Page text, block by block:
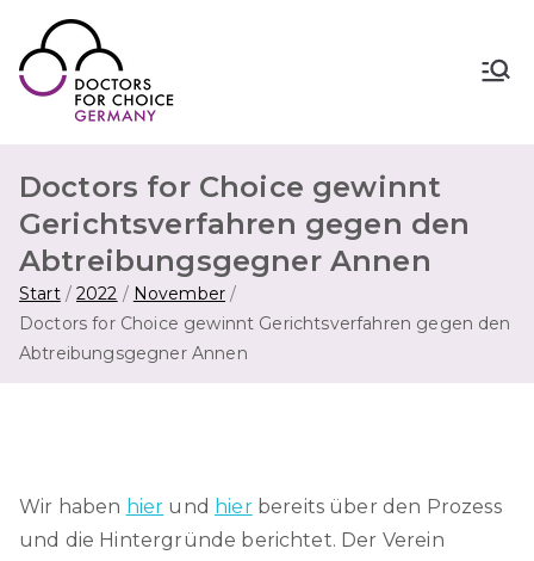
Inhalt
springen
Doctors for Choice gewinnt
Gerichtsverfahren gegen den
Abtreibungsgegner Annen
Start 2022
November
Doctors for Choice gewinnt Gerichtsverfahren gegen den
Abtreibungsgegner Annen
Wir haben hier und hierbereits über den Prozess
und die Hintergründe berichtet. Der Verein